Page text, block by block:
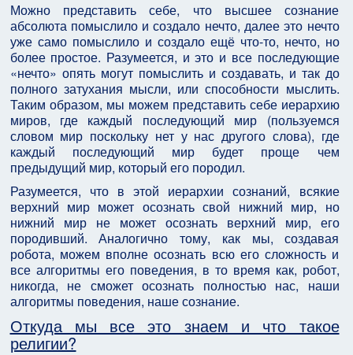
Можно представить себе, что высшее сознание
абсолюта помыслило и создало нечто, далее это нечто
уже само помыслило и создало ещё что-то, нечто, но
более простое. Разумеется, и это и все последующие
«нечто» опять могут помыслить и создавать, и так до
полного затухания мысли, или способности мыслить.
Таким образом, мы можем представить себе иерархию
миров, где каждый последующий мир (пользуемся
словом мир поскольку нет у нас другого слова), где
каждый последующий мир будет проще чем
предыдущий мир, который его породил.
Разумеется, что в этой иерархии сознаний, всякие
верхний мир может осознать свой нижний мир, но
нижний мир не может осознать верхний мир, его
породивший. Аналогично тому, как мы, создавая
робота, можем вполне осознать всю его сложность и
все алгоритмы его поведения, в то время как, робот,
никогда, не сможет осознать полностью нас, наши
алгоритмы поведения, наше сознание.
Откуда мы все это знаем и что такое
религии?